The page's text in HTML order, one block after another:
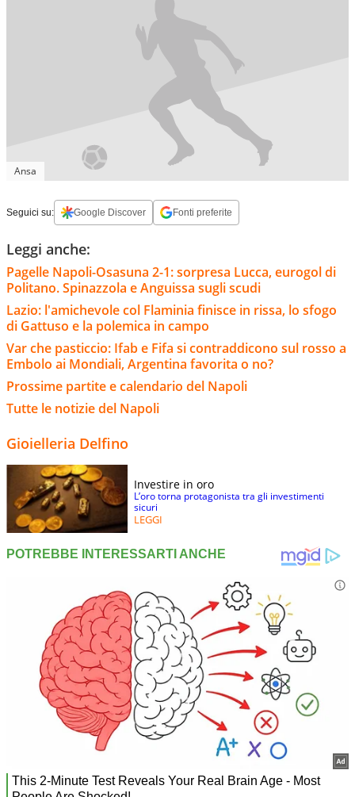
Ansa
Seguici su: Google Discover Fonti preferite
Leggi anche:
Pagelle Napoli-Osasuna 2-1: sorpresa Lucca, eurogol di
Politano. Spinazzola e Anguissa sugli scudi
Lazio: l'amichevole col Flaminia finisce in rissa, lo sfogo
di Gattuso e la polemica in campo
Var che pasticcio: Ifab e Fifa si contraddicono sul rosso a
Embolo ai Mondiali, Argentina favorita o no?
Prossime partite e calendario del Napoli
Tutte le notizie del Napoli
Gioielleria Delfino
Investire in oro
L’oro torna protagonista tra gli investimenti
sicuri
LEGGI